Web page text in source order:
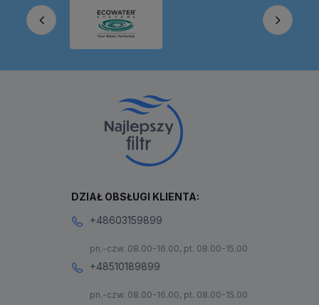
DZIAŁ OBSŁUGI KLIENTA:
+48603159899
pn.-czw. 08.00-16.00, pt. 08.00-15.00
+48510189899
pn.-czw. 08.00-16.00, pt. 08.00-15.00